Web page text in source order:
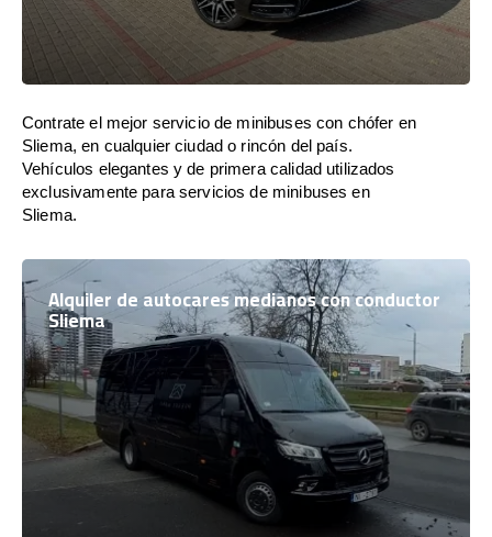
Contrate el mejor servicio de minibuses con chófer en
Sliema, en cualquier ciudad o rincón del país.
Vehículos elegantes y de primera calidad utilizados
exclusivamente para servicios de minibuses en
Sliema.
Alquiler de autocares medianos con conductor
Sliema